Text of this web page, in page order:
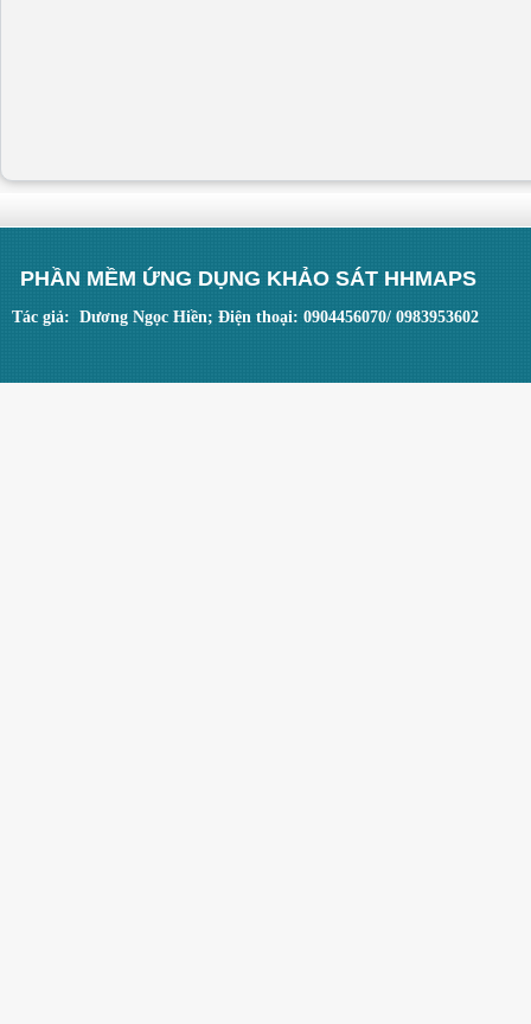
PHẦN MỀM ỨNG DỤNG KHẢO SÁT HHMAPS
Tác giả: Dương Ngọc Hiền; Điện thoại: 0904456070/ 0983953602